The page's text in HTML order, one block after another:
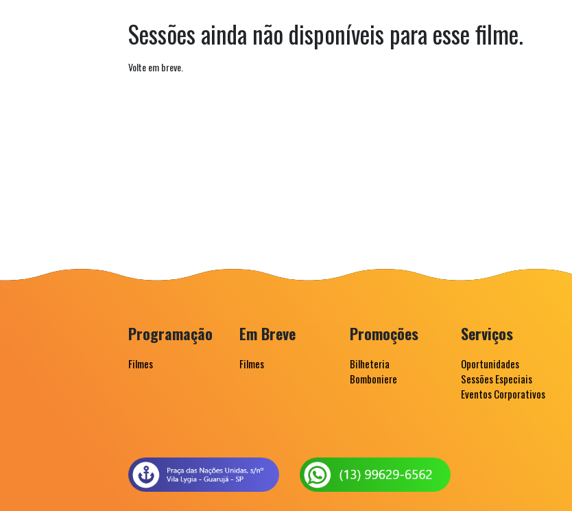
Sessões ainda não disponíveis para esse filme.
Volte em breve.
Programação
Filmes
Em Breve
Filmes
Promoções
Bilheteria
Bomboniere
Serviços
Oportunidades
Sessões Especiais
Eventos Corporativos